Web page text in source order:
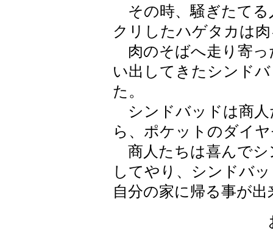
その時、騒ぎたてる
クリしたハゲタカは
肉のそばへ走り寄っ
い出してきたシンド
た。
シンドバッドは商人
ら、ポケットのダイ
商人たちは喜んでシ
してやり、シンドバ
自分の家に帰る事が